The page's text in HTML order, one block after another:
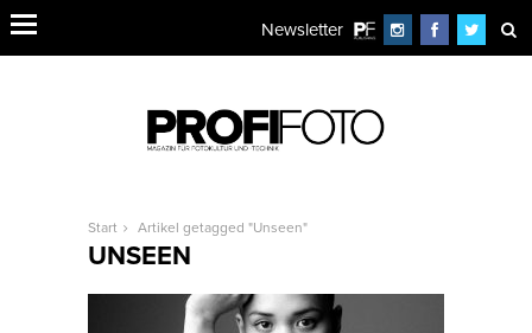
Newsletter
Start Artikel getagged "Unseen"
UNSEEN